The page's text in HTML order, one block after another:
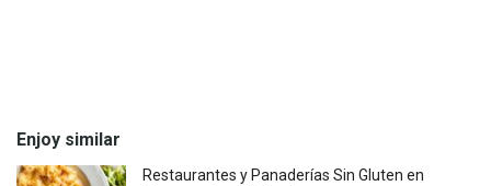
Enjoy similar
Restaurantes y Panaderías Sin Gluten en